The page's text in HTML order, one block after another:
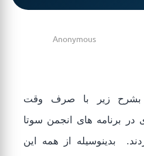
بشرح زیر با صرف وقت
در برنامه های انجمن سوتا
بدینوسیله از همه این